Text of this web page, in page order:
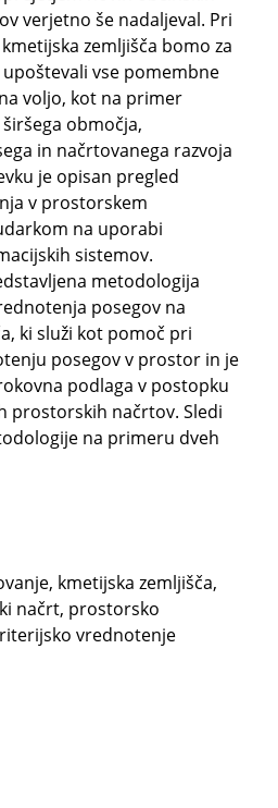
verjetno še nadaljeval. Pri
zemljišča bomo za
vse pomembne
voljo, kot na primer
območja,
in načrtovanega razvoja
je opisan pregled
v prostorskem
na uporabi
sistemov.
metodologija
posegov na
ki služi kot pomoč pri
posegov v prostor in je
podlaga v postopku
prostorskih načrtov. Sledi
na primeru dveh
kmetijska zemljišča,
načrt, prostorsko
vrednotenje